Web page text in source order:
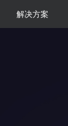
解决方案